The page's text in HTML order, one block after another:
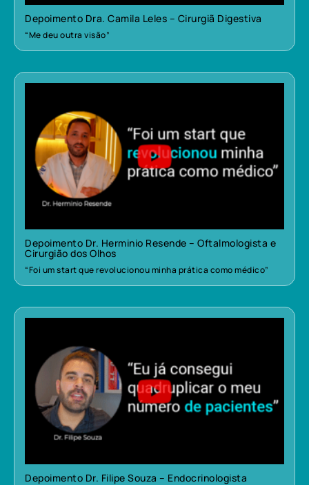
Depoimento Dra. Camila Leles – Cirurgiã Digestiva
“Me deu outra visão”
Depoimento Dr. Herminio Resende – Oftalmologista e
Cirurgião dos Olhos
“Foi um start que revolucionou minha prática como médico”
Depoimento Dr. Filipe Souza – Endocrinologista